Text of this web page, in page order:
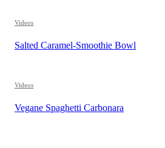
Videos
Salted Caramel-Smoothie Bowl
Videos
Vegane Spaghetti Carbonara